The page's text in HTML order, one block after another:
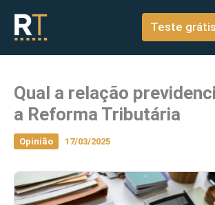
conteúdo
Teste grátis
Qual a relação
a Reforma Tributária
Opinião 17/03/2025